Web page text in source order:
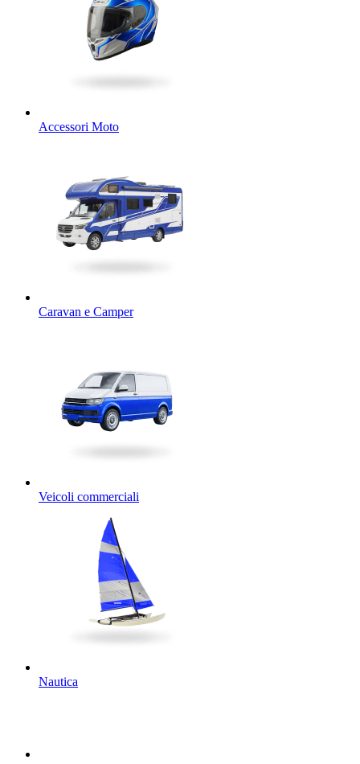
Accessori Moto
Caravan e Camper
Veicoli commerciali
Nautica